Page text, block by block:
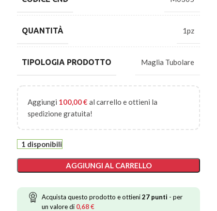
QUANTITÀ 1pz
TIPOLOGIA PRODOTTO Maglia Tubolare
Aggiungi 100,00€ al carrello e ottieni la
spedizione gratuita!
1 disponibili
AGGIUNGI AL CARRELLO
Acquista questo prodotto e ottieni27 punti - per
un valore di 0,68€